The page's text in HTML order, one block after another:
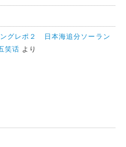
グレポ２ 日本海追分ソーラン
笑话 より